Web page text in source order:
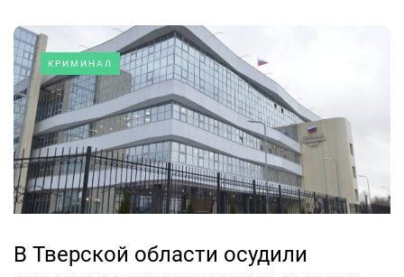
КРИМИНАЛ
В Тверской области осудили